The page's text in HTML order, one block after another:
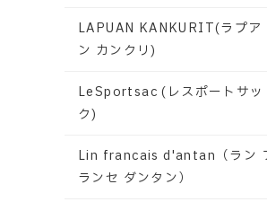
LAPUAN KANKURIT(ラプア
ン カンクリ)
LeSportsac (レスポートサッ
ク)
Lin francais d'antan（ラン
ランセ ダンタン）